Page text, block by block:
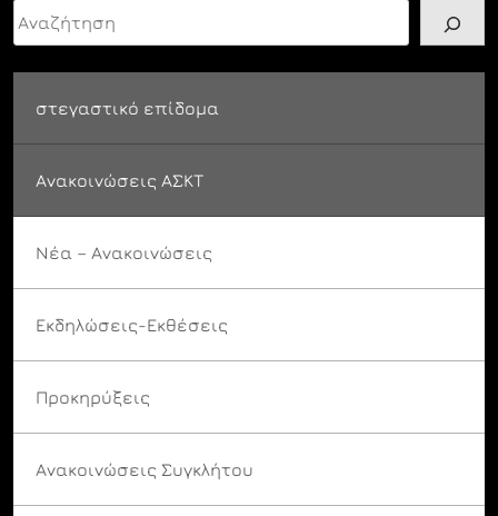
Αναζήτηση
στεγαστικό επίδομα
Ανακοινώσεις ΑΣΚΤ
Νέα – Ανακοινώσεις
Εκδηλώσεις-Εκθέσεις
Προκηρύξεις
Ανακοινώσεις Συγκλήτου